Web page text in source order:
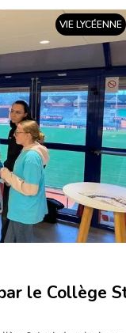
VIE LYCÉENNE
le Collège